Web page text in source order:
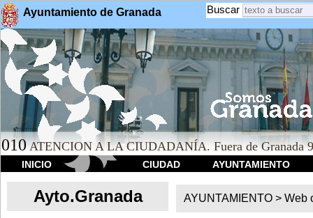
Ayuntamiento de Granada Buscar
010 ATENCION A LA CIUDADANÍA. Fuera de Granada
INICIO CIUDAD AYUNTAMIENTO
Ayto.Granada AYUNTAMIENTO > Web